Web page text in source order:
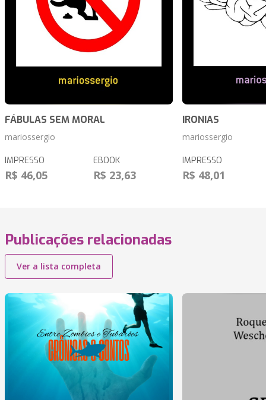
FÁBULAS SEM MORAL
mariossergio
IMPRESSO
R$ 46,05
EBOOK
R$ 23,63
IRONIAS
mariossergio
IMPRESSO
R$ 48,01
Publicações relacionadas
Ver a lista completa